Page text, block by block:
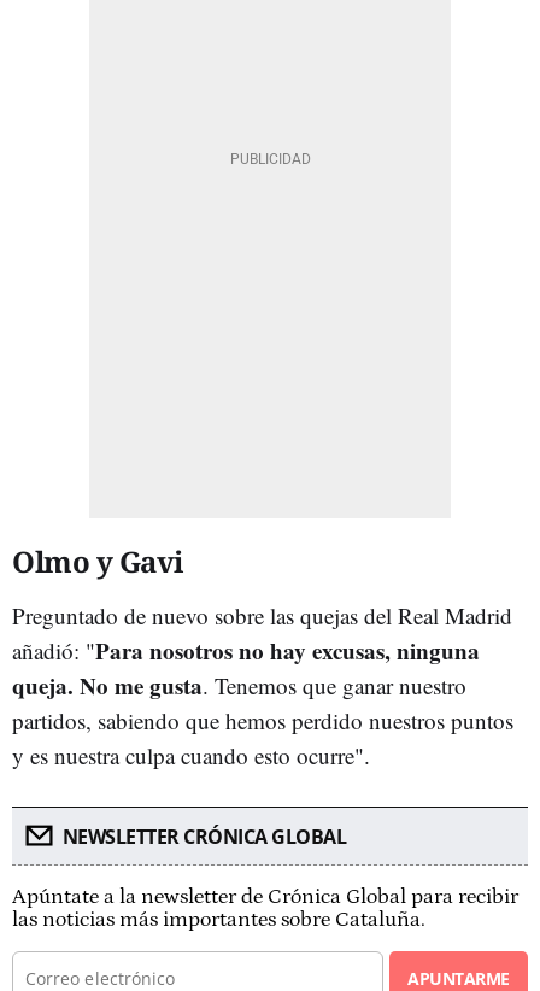
Olmo y Gavi
Preguntado de nuevo sobre las quejas del Real Madrid
añadió: "Para nosotros no hay excusas, ninguna
queja. No me gusta. Tenemos que ganar nuestro
partidos, sabiendo que hemos perdido nuestros puntos
y es nuestra culpa cuando esto ocurre".
NEWSLETTER CRÓNICA GLOBAL
Apúntate a la newsletter de Crónica Global para recibir
las noticias más importantes sobre Cataluña.
APUNTARME